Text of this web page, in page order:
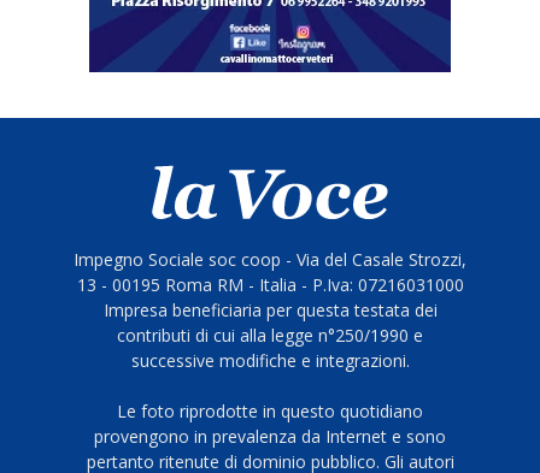
Impegno Sociale soc coop - Via del Casale Strozzi,
13 - 00195 Roma RM - Italia - P.Iva: 07216031000
Impresa beneficiaria per questa testata dei
contributi di cui alla legge n°250/1990 e
successive modifiche e integrazioni.
Le foto riprodotte in questo quotidiano
provengono in prevalenza da Internet e sono
pertanto ritenute di dominio pubblico. Gli autori